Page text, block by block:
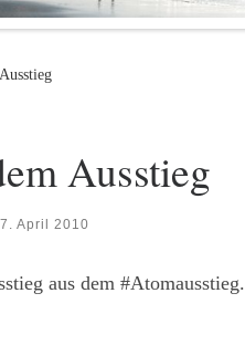
Ausstieg
April 2010
aus dem #Atomausstieg.